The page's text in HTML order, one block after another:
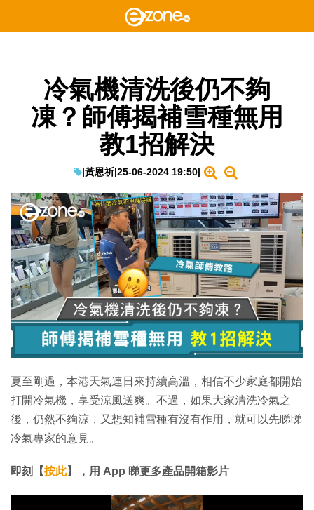
冷氣機清洗後仍不夠
凍？師傅揭補雪種無用
教1招解決
|黃恩祈|25-06-2024 19:50|
夏至剛過，本港天氣連日來持續高溫，相信不少家庭都開始
打開冷氣機，享受涼風送爽。不過，如果大家清洗冷氣之
後，仍然不夠涼，又想知補雪種有沒有作用，就可以先睇睇
冷氣專家的意見。
即刻【按此】，用 App 睇更多產品開箱影片